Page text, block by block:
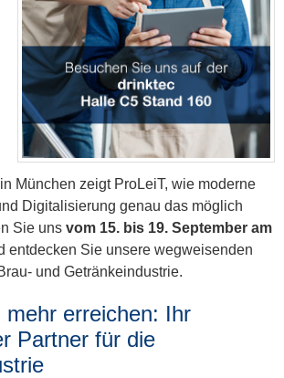
München zeigt ProLeiT, wie moderne
Digitalisierung genau das möglich
Sie uns vom 15. bis 19. September am
entdecken Sie unsere wegweisenden
und Getränkeindustrie.
mehr erreichen: Ihr
Partner für die